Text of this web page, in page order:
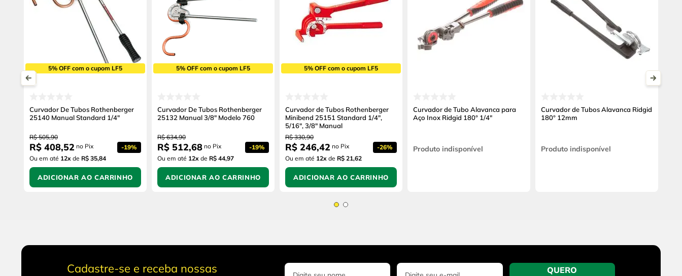
5% OFF com o cupom LF5
Curvador De Tubos Rothenberger
25140 Manual Standard 1/4"
R$ 505,90
R$ 408,52 no Pix -19%
Ou em até 12x de R$ 35,84
ADICIONAR AO CARRINHO
5% OFF com o cupom LF5
Curvador De Tubos Rothenberger
25132 Manual 3/8" Modelo 760
R$ 634,90
R$ 512,68 no Pix -19%
Ou em até 12x de R$ 44,97
ADICIONAR AO CARRINHO
5% OFF com o cupom LF5
Curvador de Tubos Rothenberger
Minibend 25151 Standard 1/4",
5/16", 3/8" Manual
R$ 330,90
R$ 246,42 no Pix -26%
Ou em até 12x de R$ 21,62
ADICIONAR AO CARRINHO
Curvador de Tubo Alavanca para
Aço Inox Ridgid 180° 1/4"
Produto indisponível
Curvador de Tubos Alavanca Ridgid
180° 12mm
Produto indisponível
Cadastre-se e receba nossas
QUERO